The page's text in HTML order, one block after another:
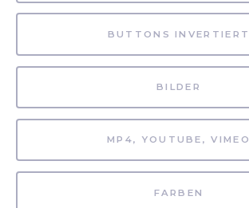
BUTTONS INVERTIERT
BILDER
MP4, YOUTUBE, VIMEO
FARBEN